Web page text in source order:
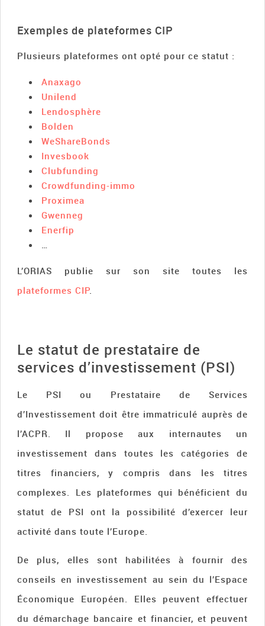
Exemples de plateformes CIP
Plusieurs plateformes ont opté pour ce statut :
Anaxago
Unilend
Lendosphère
Bolden
WeShareBonds
Invesbook
Clubfunding
Crowdfunding-immo
Proximea
Gwenneg
Enerfip
L’ORIAS publie sur son site toutes les
plateformes CIP.
Le statut de prestataire de
services d’investissement (PSI)
Le PSI ou Prestataire de Services
d’Investissement doit être immatriculé auprès de
l’ACPR. Il propose aux internautes un
investissement dans toutes les catégories de
titres financiers, y compris dans les titres
complexes. Les plateformes qui bénéficient du
statut de PSI ont la possibilité d’exercer leur
activité dans toute l’Europe.
De plus, elles sont habilitées à fournir des
conseils en investissement au sein du l’Espace
Économique Européen. Elles peuvent effectuer
du démarchage bancaire et financier, et peuvent